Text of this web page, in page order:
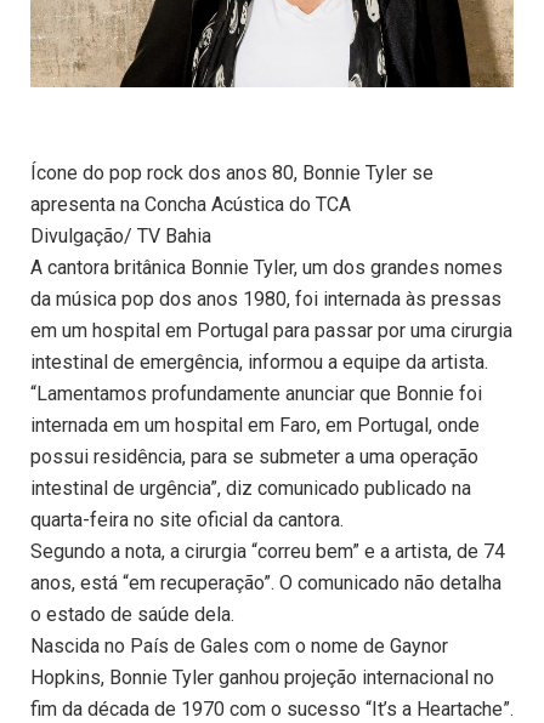
Ícone do pop rock dos anos 80, Bonnie Tyler se
apresenta na Concha Acústica do TCA
Divulgação/ TV Bahia
A cantora britânica Bonnie Tyler, um dos grandes nomes
da música pop dos anos 1980, foi internada às pressas
em um hospital em Portugal para passar por uma cirurgia
intestinal de emergência, informou a equipe da artista.
“Lamentamos profundamente anunciar que Bonnie foi
internada em um hospital em Faro, em Portugal, onde
possui residência, para se submeter a uma operação
intestinal de urgência”, diz comunicado publicado na
quarta-feira no site oficial da cantora.
Segundo a nota, a cirurgia “correu bem” e a artista, de 74
anos, está “em recuperação”. O comunicado não detalha
o estado de saúde dela.
Nascida no País de Gales com o nome de Gaynor
Hopkins, Bonnie Tyler ganhou projeção internacional no
fim da década de 1970 com o sucesso “It’s a Heartache”.